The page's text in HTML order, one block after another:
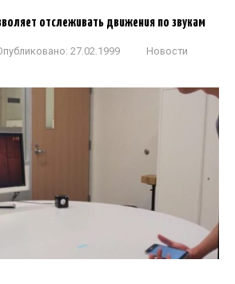
отслеживать движения по звукам
27.02.1999
Новости